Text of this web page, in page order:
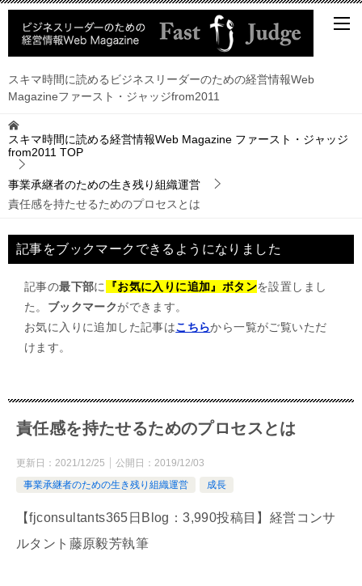
スキマ時間に読めるビジネスリーダーのための経営情報Web
Magazineファースト・ジャッジfrom2011
スキマ時間に読める経営情報Web Magazine ファースト・ジャッジ
from2011 TOP
事業承継者のための生き残り組織運営
責任感を持たせるためのプロセスとは
記事をブックマークできるようになりました
記事の最下部に 『お気に入りに追加』ボタンを設置しまし
た。 ブックマークができます。
お気に入りに追加した記事はこちらから一覧がご覧いただ
けます。
責任感を持たせるためのプロセスとは
更新日： 2021/12/25 公開日： 2019/12/03
事業承継者のための生き残り組織運営
成長
【fjconsultants365日Blog：3,990投稿目】経営コンサ
ルタント藤原毅芳執筆